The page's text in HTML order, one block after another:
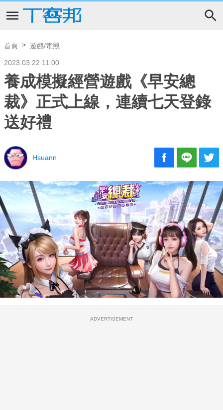
首頁 遊戲/電競
2023.03.22 11:00
養成模擬經營遊戲《早安總
裁》正式上線，連續七天登錄
送好禮
Hsuann
ADVERTISEMENT